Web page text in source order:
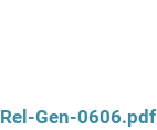
Rel-Gen-0606.pdf